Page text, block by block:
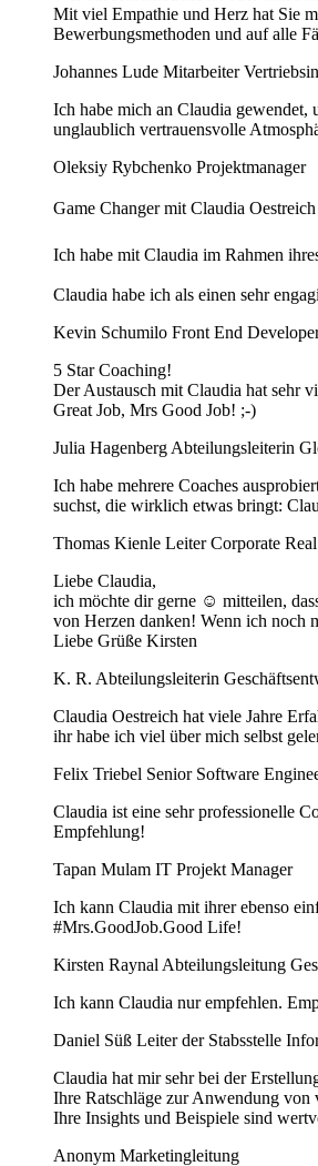
Mit viel Empathie und Herz hat Sie
Bewerbungsmethoden und auf alle
Johannes Lude Mitarbeiter
​Ich habe mich an Claudia gewendet,
unglaublich vertrauensvolle
Oleksiy Rybchenko Projektmanager
Game Changer mit Claudia
Ich habe mit Claudia im Rahmen
Claudia habe ich als einen sehr
Kevin Schumilo Front End
5 Star Coaching!
Der Austausch mit Claudia hat sehr
Great Job, Mrs Good Job! ;-)
Julia Hagenberg Abteilungsleiterin
Ich habe mehrere Coaches
suchst, die wirklich etwas bringt:
Thomas Kienle Leiter Corporate
Liebe Claudia,
ich möchte dir gerne ☺️ mitteilen,
von Herzen danken! Wenn ich noch
Liebe Grüße Kirsten
K. R. Abteilungsleiterin
Claudia Oestreich hat viele Jahre
ihr habe ich viel über mich selbst
Felix Triebel Senior Software
Claudia ist eine sehr professionelle
Empfehlung!
Tapan Mulam IT Projekt Manager
Ich kann Claudia mit ihrer ebenso
#Mrs.GoodJob.Good Life!
Kirsten Raynal Abteilungsleitung
Ich kann Claudia nur empfehlen.
Daniel Süß Leiter der Stabsstelle
Claudia hat mir sehr bei der
Ihre Ratschläge zur Anwendung von
Ihre Insights und Beispiele sind
Anonym Marketingleitung